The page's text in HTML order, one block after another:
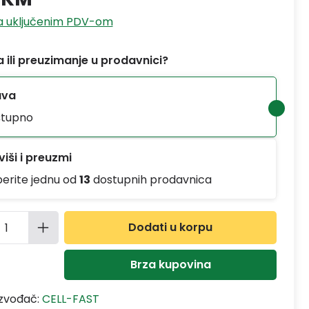
uključenim PDV-om
ili preuzimanje u prodavnici?
i preuzmi
jednu od13 dostupnih prodavnica
proizvoda: Unesite željenu
Dodati u korpu
Brza kupovina
CELL-FAST